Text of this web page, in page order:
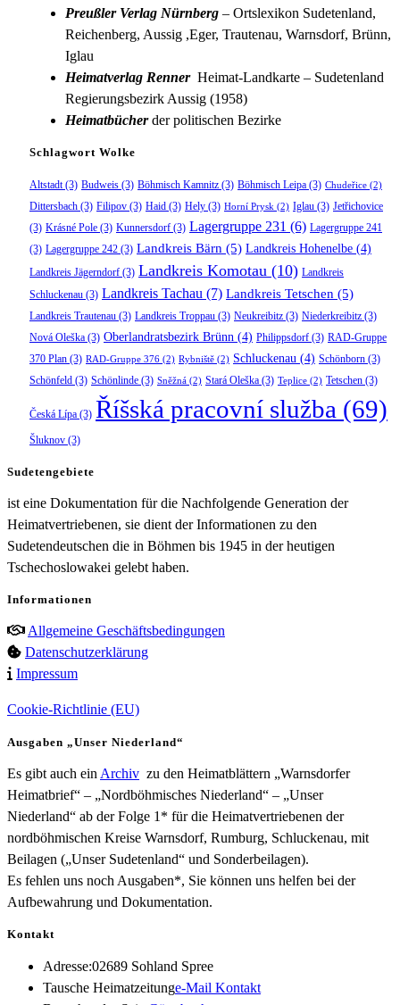
Preußler Verlag Nürnberg – Ortslexikon Sudetenland,
Reichenberg, Aussig ,Eger, Trautenau, Warnsdorf, Brünn,
Iglau
Heimatverlag Renner Heimat-Landkarte – Sudetenland
Regierungsbezirk Aussig (1958)
Heimatbücherder politischen Bezirke
Schlagwort Wolke
Altstadt(3) Budweis (3) Böhmisch Kamnitz (3) Böhmisch Leipa (3) Chudeřice (2)
Dittersbach (3) Filipov (3) Haid (3) Hely (3) Horní Prysk (2) Iglau (3) Jetřichovice
(3) Krásné Pole (3) Kunnersdorf (3) Lagergruppe 231 (6) Lagergruppe 241
(3) Lagergruppe 242 (3) Landkreis Bärn (5) Landkreis Hohenelbe (4)
Landkreis Jägerndorf (3) Landkreis Komotau (10) Landkreis
Schluckenau (3) Landkreis Tachau (7) Landkreis Tetschen (5)
Landkreis Trautenau (3) Landkreis Troppau (3) Neukreibitz (3) Niederkreibitz (3)
Nová Oleška (3) Oberlandratsbezirk Brünn (4) Philippsdorf (3) RAD-Gruppe
370 Plan (3) RAD-Gruppe 376 (2) Rybniště (2) Schluckenau (4) Schönborn (3)
Schönfeld (3) Schönlinde (3) Sněžná (2) Stará Oleška (3) Teplice (2) Tetschen (3)
Česká Lípa (3) Říšská pracovní služba (69)
Šluknov (3)
Sudetengebiete
ist eine Dokumentation für die Nachfolgende Generation der
Heimatvertriebenen, sie dient der Informationen zu den
Sudetendeutschen die in Böhmen bis 1945 in der heutigen
Tschechoslowakei gelebt haben.
Informationen
Allgemeine Geschäftsbedingungen
Datenschutzerklärung
Impressum
Cookie-Richtlinie (EU)
Ausgaben „Unser Niederland“
Es gibt auch ein Archiv zu den Heimatblättern „Warnsdorfer
Heimatbrief“ – „Nordböhmisches Niederland“ – „Unser
Niederland“ ab der Folge 1* für die Heimatvertriebenen der
nordböhmischen Kreise Warnsdorf, Rumburg, Schluckenau, mit
Beilagen („Unser Sudetenland“ und Sonderbeilagen).
Es fehlen uns noch Ausgaben*, Sie können uns helfen bei der
Aufbewahrung und Dokumentation.
Kontakt
Adresse:02689 Sohland Spree
Tausche Heimatzeitunge-Mail KontaktOpens